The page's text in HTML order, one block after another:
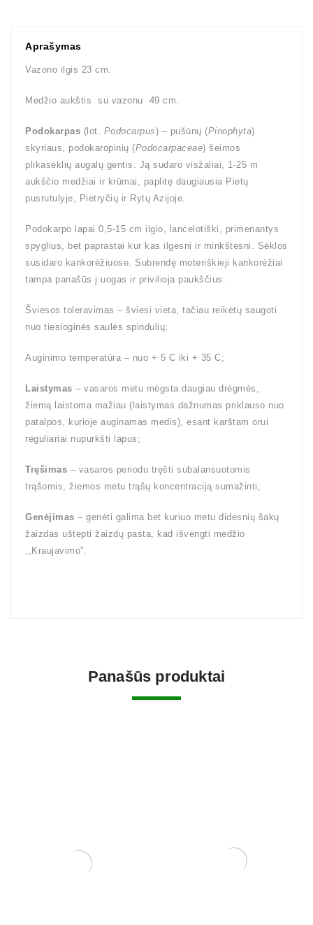
Aprašymas
Vazono ilgis 23 cm.
Medžio aukštis su vazonu 49 cm.
Podokarpas (lot. Podocarpus) – pušūnų (Pinophyta)
skyriaus, podokaropinių (Podocarpaceae) šeimos
plikasėklių augalų gentis. Ją sudaro visžaliai, 1-25 m
aukščio medžiai ir krūmai, paplitę daugiausia Pietų
pusrutulyje, Pietryčių ir Rytų Azijoje.
Podokarpo lapai 0,5-15 cm ilgio, lancelotiški, primenantys
spyglius, bet paprastai kur kas ilgesni ir minkštesni. Sėklos
susidaro kankorėžiuose. Subrendę moteriškieji kankorėžiai
tampa panašūs į uogas ir privilioja paukščius.
Šviesos toleravimas – šviesi vieta, tačiau reikėtų saugoti
nuo tiesioginės saulės spindulių;
Auginimo temperatūra – nuo + 5 C iki + 35 C;
Laistymas – vasaros metu mėgsta daugiau drėgmės,
žiemą laistoma mažiau (laistymas dažnumas priklauso nuo
patalpos, kurioje auginamas medis), esant karštam orui
reguliariai nupurkšti lapus;
Tręšimas – vasaros periodu tręšti subalansuotomis
trąšomis, žiemos metu trąšų koncentraciją sumažinti;
Genėjimas – genėti galima bet kuriuo metu didesnių šakų
žaizdas uštepti žaizdų pasta, kad išvengti medžio
,,Kraujavimo”.
Panašūs produktai